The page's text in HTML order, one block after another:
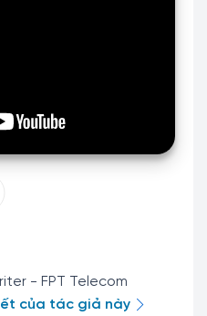
- FPT Telecom
của tác giả này